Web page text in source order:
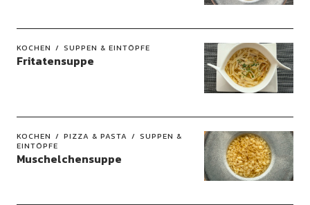
KOCHEN SUPPEN & EINTÖPFE
Fritatensuppe
KOCHEN PIZZA & PASTA
SUPPEN &
EINTÖPFE
Muschelchensuppe